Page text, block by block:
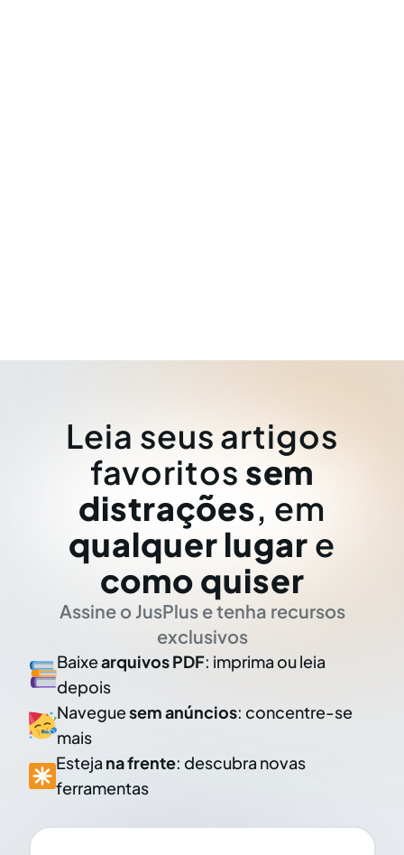
Leia seus artigos
favoritos sem
distrações, em
qualquer lugar e
como quiser
Assine o JusPlus e tenha recursos
exclusivos
Baixearquivos PDF: imprima ou leia
depois
Naveguesem anúncios: concentre-se
mais
Esteja na frente: descubra novas
ferramentas